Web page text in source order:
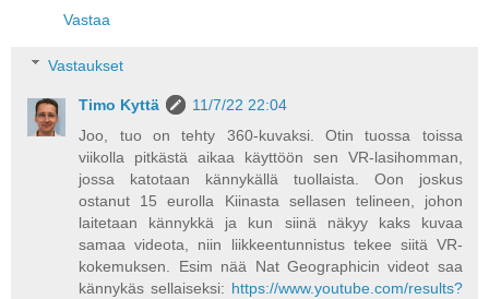
Vastaa
Vastaukset
Timo Kyttä
11/7/22 22:04
Joo, tuo on tehty 360-kuvaksi. Otin tuossa toissa
viikolla pitkästä aikaa käyttöön sen VR-lasihomman,
jossa katotaan kännykällä tuollaista. Oon joskus
ostanut 15 eurolla Kiinasta sellasen telineen, johon
laitetaan kännykkä ja kun siinä näkyy kaks kuvaa
samaa videota, niin liikkeentunnistus tekee siitä VR-
kokemuksen. Esim nää Nat Geographicin videot saa
kännykäs sellaiseksi: https://www.youtube.com/results?